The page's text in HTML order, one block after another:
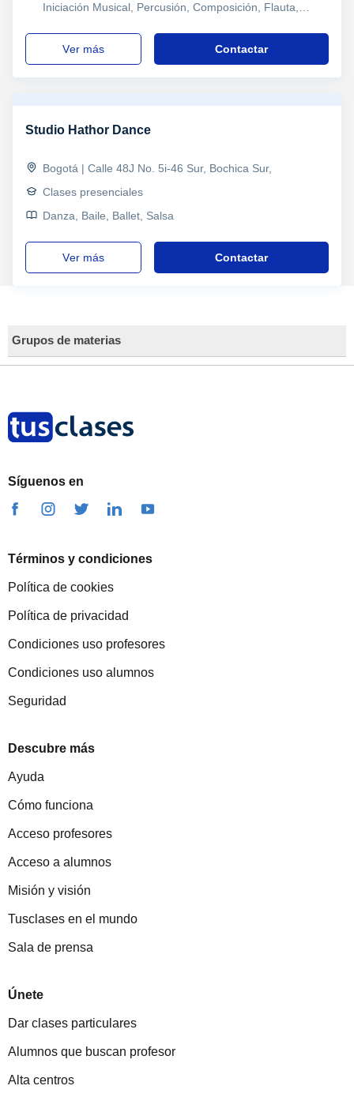
Iniciación Musical, Percusión, Composición, Flauta,
ver más Contactar
Studio Hathor Dance
Bogotá | Calle 48J No. 5i-46 Sur, Bochica Sur,
Clases presenciales
Danza, Baile, Ballet, Salsa
ver más Contactar
Grupos de materias
Síguenos en
Términos y condiciones
Política de cookies
Política de privacidad
Condiciones uso profesores
Condiciones uso alumnos
Seguridad
Descubre más
Ayuda
Cómo funciona
Acceso profesores
Acceso a alumnos
Misión y visión
Tusclases en el mundo
Sala de prensa
Únete
Dar clases particulares
Alumnos que buscan profesor
Alta centros